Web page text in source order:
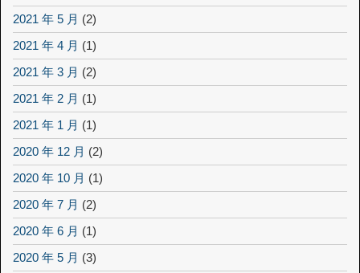
2021 年 5 月 (2)
2021 年 4 月 (1)
2021 年 3 月 (2)
2021 年 2 月 (1)
2021 年 1 月 (1)
2020 年 12 月 (2)
2020 年 10 月 (1)
2020 年 7 月 (2)
2020 年 6 月 (1)
2020 年 5 月 (3)